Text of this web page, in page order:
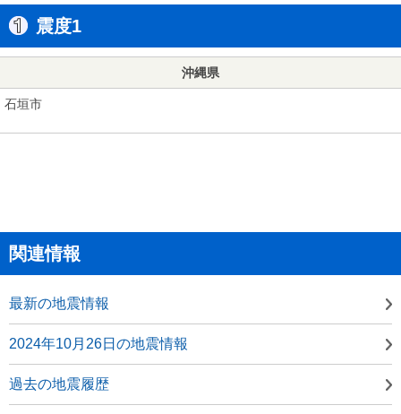
震度1
沖縄県
石垣市
関連情報
最新の地震情報
2024年10月26日の地震情報
過去の地震履歴